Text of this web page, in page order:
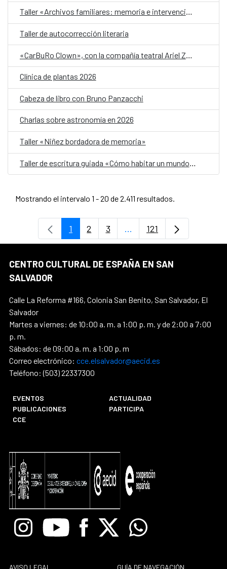
Taller «Archivos familiares: memoria e intervención»
Taller de autocorrección literaria
Clínica de plantas 2026
Cabeza de libro con Bruno Panzacchi
Charlas sobre astronomía en 2026
Taller «Niñez bordadora de memoria»
Mostrando el intervalo 1 - 20 de 2.411 resultados.
Página
1 Página
2 Página
3 ...Páginas intermedias Use
Página
121
CENTRO CULTURAL DE ESPAÑA EN SAN
SALVADOR
Calle La Reforma #166, Colonia San Benito, San Salvador, El
Salvador
Martes a viernes: de 10:00 a. m. a 1:00 p. m. y de 2:00 a 7:00
p. m.
Sábados: de 09:00 a. m. a 1:00 p. m
Correo electrónico: cce.elsalvador@aecid.es
Teléfono: (503) 22337300
EVENTOS
ACTUALIDAD
PUBLICACIONES
PARTICIPA
CCE
InstagramYoutube Facebook
X Whatsapp